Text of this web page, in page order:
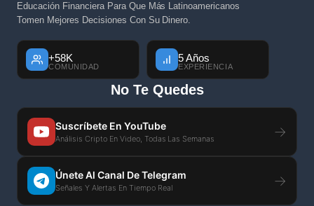
Educación Financiera Para Que Más Latinoamericanos
Tomen Mejores Decisiones Con Su Dinero.
+58K
COMUNIDAD
5 Años
EXPERIENCIA
No Te Quedes
Suscríbete En YouTube
Análisis Cripto En Video, Todas Las Semanas →
Únete Al Canal De Telegram
Señales Y Alertas En Tiempo Real →